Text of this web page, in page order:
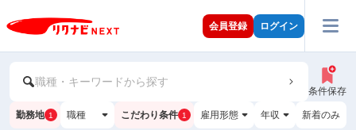
会員登録 ログイン
職種・キーワードから探す
条件保存
勤務地 1 職種 こだわり条件 1 雇用形態 年収 新着のみ